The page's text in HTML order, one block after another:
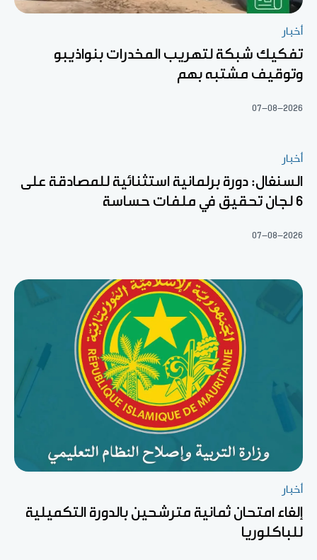
أخبار
تفكيك شبكة لتهريب المخدرات بنواذيبو
وتوقيف مشتبه بهم
07-08-2026
أخبار
السنغال: دورة برلمانية استثنائية للمصادقة على
6 لجان تحقيق في ملفات حساسة
07-08-2026
أخبار
إلغاء امتحان ثمانية مترشحين بالدورة التكميلية
للباكلوريا